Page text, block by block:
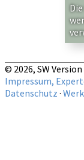
Auf obige
© 2026, SW Version
Impressum,
Datenschutz ·